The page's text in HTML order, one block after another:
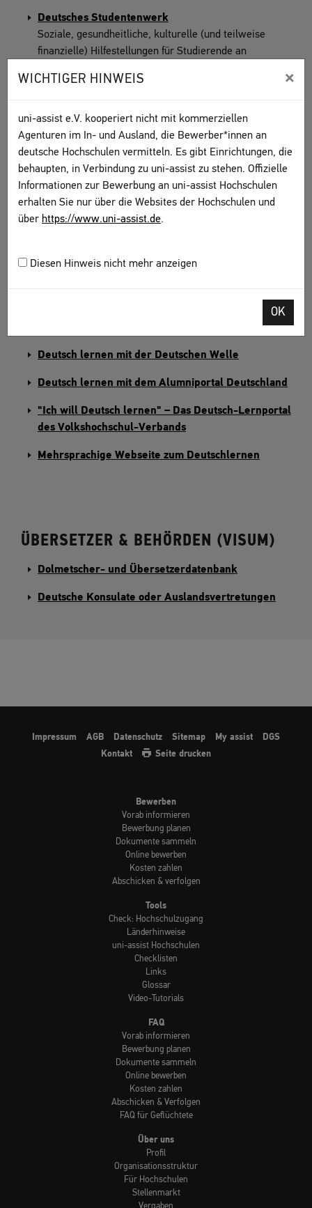
WICHTIGER HINWEIS ×
uni-assist e.V. kooperiert nicht mit kommerziellen
Agenturen im In- und Ausland, die Bewerber*innen an
deutsche Hochschulen vermitteln. Es gibt Einrichtungen, die
behaupten, in Verbindung zu uni-assist zu stehen. Offizielle
Informationen zur Bewerbung an uni-assist Hochschulen
erhalten Sie nur über die Websites der Hochschulen und
über https://www.uni-assist.de.
Diesen Hinweis nicht mehr anzeigen
OK
Deutsches Studentenwerk
Soziale, gesundheitliche, kulturelle (und teilweise
finanzielle) Hilfestellungen für Studierende an
Bezahlbarer Wohnraum für Studierende
DEUTSCHKURSE
Datenbank des DAAD mit Sprach- und Fachkursen
Deutsch-Uni Online, Webportal zum Deutschlernen
Deutsch lernen mit der Deutschen Welle
Deutsch lernen mit dem Alumniportal Deutschland
"Ich will Deutsch lernen" – Das Deutsch-Lernportal
des Volkshochschul-Verbands
Mehrsprachige Webseite zum Deutschlernen
ÜBERSETZER & BEHÖRDEN (VISUM)
Dolmetscher- und Übersetzerdatenbank
Deutsche Konsulate oder Auslandsvertretungen
Impressum AGB Datenschutz Sitemap My assist
DGS
Kontakt
Seite drucken
Bewerben
Vorab informieren
Bewerbung planen
Dokumente sammeln
Online bewerben
Kosten zahlen
Abschicken & verfolgen
Tools
Check: Hochschulzugang
Länderhinweise
uni-assist Hochschulen
Checklisten
Links
Glossar
Video-Tutorials
FAQ
Vorab informieren
Bewerbung planen
Dokumente sammeln
Online bewerben
Kosten zahlen
Abschicken & Verfolgen
FAQ für Geflüchtete
Über uns
Profil
Organisationsstruktur
Für Hochschulen
Stellenmarkt